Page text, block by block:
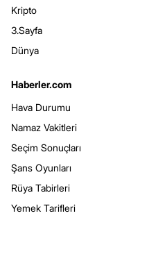
Kripto
3.Sayfa
Dünya
Haberler.com
Hava Durumu
Namaz Vakitleri
Seçim Sonuçları
Şans Oyunları
Rüya Tabirleri
Yemek Tarifleri